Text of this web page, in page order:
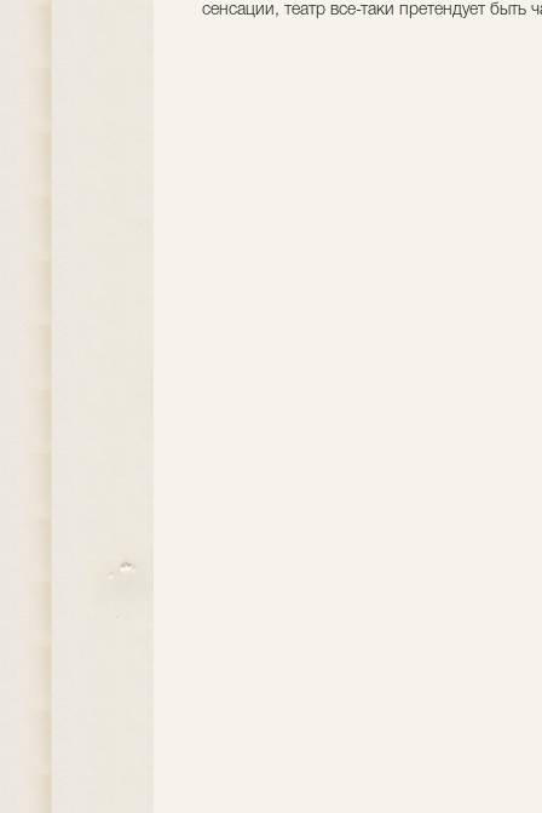
сенсации, театр все-таки претендует быть